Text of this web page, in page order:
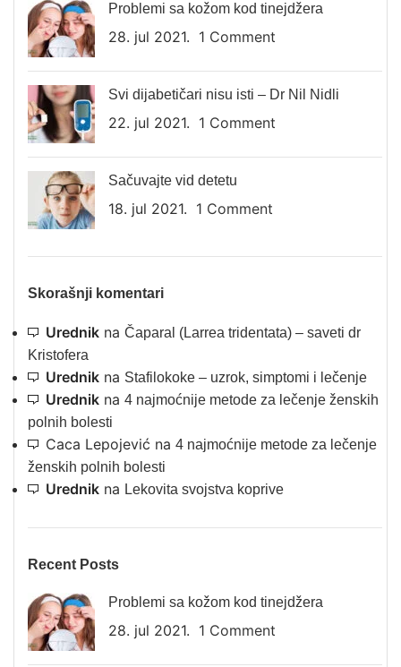
Problemi sa kožom kod tinejdžera
28. jul 2021. 1 Comment
Svi dijabetičari nisu isti – Dr Nil Nidli
22. jul 2021. 1 Comment
Sačuvajte vid detetu
18. jul 2021. 1 Comment
Skorašnji komentari
Urednik na Čaparal (Larrea tridentata) – saveti dr
Kristofera
Urednik na Stafilokoke – uzrok, simptomi i lečenje
Urednik na 4 najmoćnije metode za lečenje ženskih
polnih bolesti
Caca Lepojević na 4 najmoćnije metode za lečenje
ženskih polnih bolesti
Urednik na Lekovita svojstva koprive
Recent Posts
Problemi sa kožom kod tinejdžera
28. jul 2021. 1 Comment